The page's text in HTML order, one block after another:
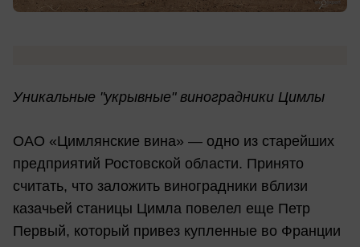
Уникальные "укрывные" виноградники Цимлы
ОАО «Цимлянские вина» — одно из старейших
предприятий Ростовской области. Принято
считать, что заложить виноградники вблизи
казачьей станицы Цимла повелел еще Петр
Первый, который привез купленные во Франции